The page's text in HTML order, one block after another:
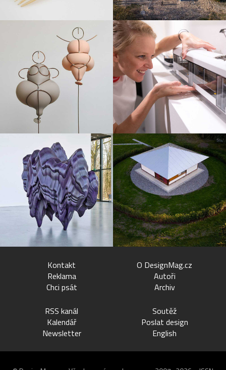
Kontakt
Reklama
Chci psát
O DesignMag.cz
Autoři
Archiv
RSS kanál
Kalendář
Newsletter
Soutěž
Poslat design
English